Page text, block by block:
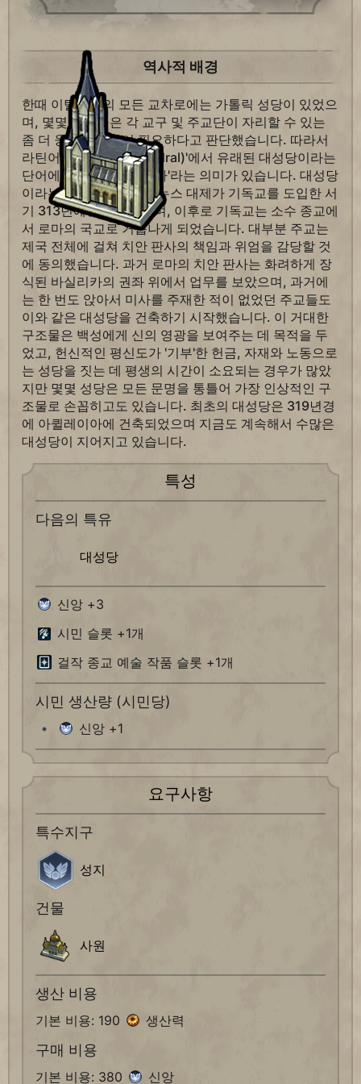
역사적 배경
한때 이탈리아의 모든 교차로에는 가톨릭 성당이 있었으
며, 몇몇 주교들은 각 교구 및 주교단이 자리할 수 있는
좀 더 웅장한 건물이 필요하다고 판단했습니다. 따라서
라틴어 '카데드라(cathedral)'에서 유래된 대성당이라는
단어에는 '자리' 또는 '의자'라는 의미가 있습니다. 대성당
이라는 개념은 콘스탄티누스 대제가 기독교를 도입한 서
기 313년에 시작되었으며, 이후로 기독교는 소수 종교에
서 로마의 국교로 거듭나게 되었습니다. 대부분 주교는
제국 전체에 걸쳐 치안 판사의 책임과 위엄을 감당할 것
에 동의했습니다. 과거 로마의 치안 판사는 화려하게 장
식된 바실리카의 권좌 위에서 업무를 보았으며, 과거에
는 한 번도 앉아서 미사를 주재한 적이 없었던 주교들도
이와 같은 대성당을 건축하기 시작했습니다. 이 거대한
구조물은 백성에게 신의 영광을 보여주는 데 목적을 두
었고, 헌신적인 평신도가 '기부'한 헌금, 자재와 노동으로
는 성당을 짓는 데 평생의 시간이 소요되는 경우가 많았
지만 몇몇 성당은 모든 문명을 통틀어 가장 인상적인 구
조물로 손꼽히고도 있습니다. 최초의 대성당은 319년경
에 아퀼레이아에 건축되었으며 지금도 계속해서 수많은
대성당이 지어지고 있습니다.
특성
다음의 특유
대성당
신앙 +3
시민 슬롯 +1개
걸작 종교 예술 작품 슬롯 +1개
시민 생산량 (시민당)
신앙 +1
요구사항
특수지구
성지
건물
사원
생산 비용
기본 비용: 190 생산력
구매 비용
기본 비용: 380 신앙